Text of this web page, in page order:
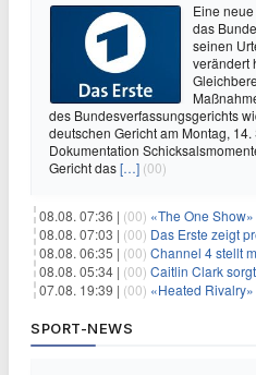
Eine
das
seinen
verändert
des Bundesverfassungsgerichts
deutschen Gericht am Montag,
Dokumentation
Gericht das[…] (00)
08.08. 07:36 | (00) «The One Show»
08.08. 07:03 | (00) Das Erste zeigt
08.08. 06:35 | (00) Channel 4 stellt mit
08.08. 05:34 | (00) Caitlin Clark sorgt für
07.08. 19:39 | (00) «Heated Rivalry»
SPORT-NEWS